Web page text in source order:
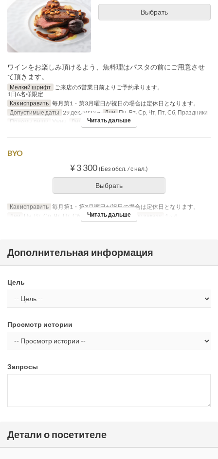
Выбрать
ワインをお楽しみ頂けるよう、魚料理はパスタの前にご用意させ
て頂きます。
Мелкий шрифт
ご来店の5営業日前よりご予約承ります。
1日6名様限定
Как исправить 毎月第1・第3月曜日が祝日の場合は定休日となります。
Допустимые даты 29 дек. 2022 ~ Дни Пн, Вт, Ср, Чт, Пт, Сб, Праздники
Приемы пищи Ужин Лимит по заказу 1 ~ 4
Читать дальше
BYO
¥ 3 300 (Без обсл. / с нал.)
Выбрать
Как исправить 毎月第1・第3月曜日が祝日の場合は定休日となります。
Дни Пн, Вт, Ср, Чт, Пт, Сб, Праздники Лимит по заказу 1 ~ 4
Читать дальше
Дополнительная информация
Цель
Просмотр истории
Запросы
Детали о посетителе